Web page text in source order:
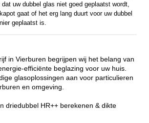
uw dubbel glas niet goed geplaatst wordt,
gaat of het erg lang duurt voor uw dubbel
geplaatst is.
in Vierburen begrijpen wij het belang van
efficiënte beglazing voor uw huis.
glasoplossingen aan voor particulieren
en omgeving.
driedubbel HR++ berekenen & dikte